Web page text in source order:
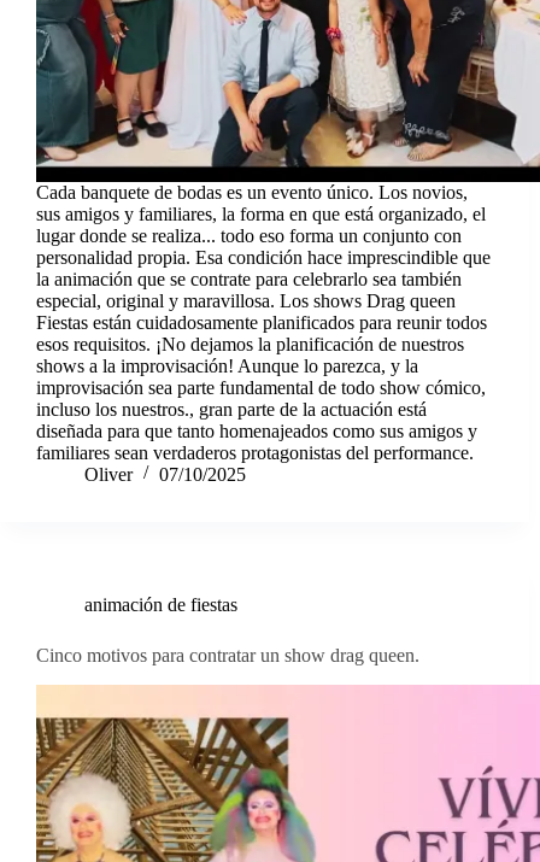
Cada banquete de bodas es un evento único. Los novios,
sus amigos y familiares, la forma en que está organizado, el
lugar donde se realiza... todo eso forma un conjunto con
personalidad propia. Esa condición hace imprescindible que
la animación que se contrate para celebrarlo sea también
especial, original y maravillosa. Los shows Drag queen
Fiestas están cuidadosamente planificados para reunir todos
esos requisitos. ¡No dejamos la planificación de nuestros
shows a la improvisación! Aunque lo parezca, y la
improvisación sea parte fundamental de todo show cómico,
incluso los nuestros., gran parte de la actuación está
diseñada para que tanto homenajeados como sus amigos y
familiares sean verdaderos protagonistas del performance.
Oliver
07/10/2025
animación de fiestas
Cinco motivos para contratar un show drag queen.